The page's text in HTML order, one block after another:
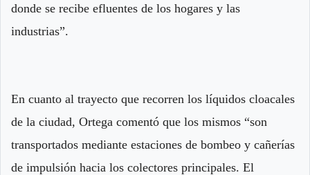
donde se recibe efluentes de los hogares y las
industrias”.
En cuanto al trayecto que recorren los líquidos cloacales
de la ciudad, Ortega comentó que los mismos “son
transportados mediante estaciones de bombeo y cañerías
de impulsión hacia los colectores principales. El